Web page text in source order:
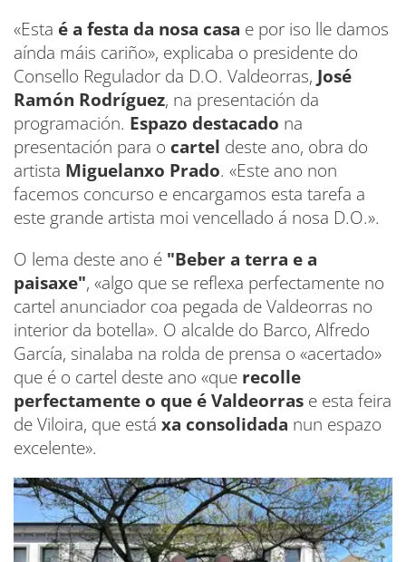
«Esta é a festa da nosa casa e por iso lle damos
aínda máis cariño», explicaba o presidente do
Consello Regulador da D.O. Valdeorras, José
Ramón Rodríguez, na presentación da
programación. Espazo destacado na
presentación para o cartel deste ano, obra do
artista Miguelanxo Prado. «Este ano non
facemos concurso e encargamos esta tarefa a
este grande artista moi vencellado á nosa D.O.».
O lema deste ano é "Beber a terra e a
paisaxe", «algo que se reflexa perfectamente no
cartel anunciador coa pegada de Valdeorras no
interior da botella». O alcalde do Barco, Alfredo
García, sinalaba na rolda de prensa o «acertado»
que é o cartel deste ano «que recolle
perfectamente o que é Valdeorras e esta feira
de Viloira, que está xa consolidada nun espazo
excelente».